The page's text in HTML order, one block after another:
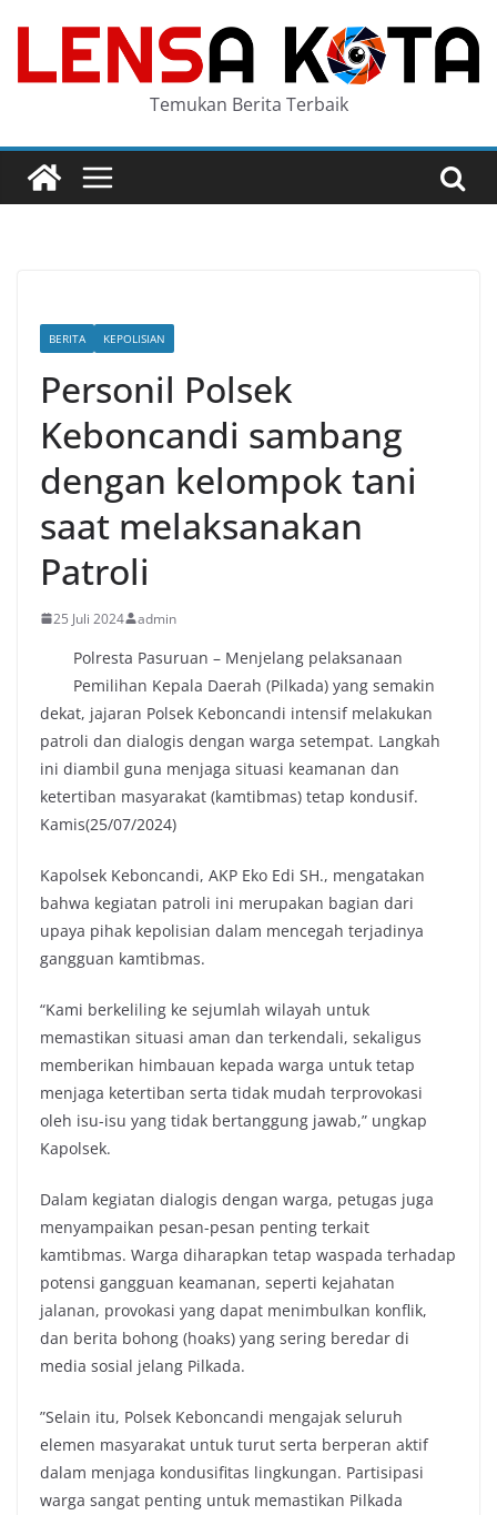
content
Temukan Berita Terbaik
BERITA KEPOLISIAN
Personil Polsek
Keboncandi sambang
dengan kelompok tani
saat melaksanakan
Patroli
25 Juli 2024 admin
Polresta Pasuruan – Menjelang pelaksanaan
Pemilihan Kepala Daerah (Pilkada) yang semakin
dekat, jajaran Polsek Keboncandi intensif melakukan
patroli dan dialogis dengan warga setempat. Langkah
ini diambil guna menjaga situasi keamanan dan
ketertiban masyarakat (kamtibmas) tetap kondusif.
Kamis(25/07/2024)
Kapolsek Keboncandi, AKP Eko Edi SH., mengatakan
bahwa kegiatan patroli ini merupakan bagian dari
upaya pihak kepolisian dalam mencegah terjadinya
gangguan kamtibmas.
“Kami berkeliling ke sejumlah wilayah untuk
memastikan situasi aman dan terkendali, sekaligus
memberikan himbauan kepada warga untuk tetap
menjaga ketertiban serta tidak mudah terprovokasi
oleh isu-isu yang tidak bertanggung jawab,” ungkap
Kapolsek.
Dalam kegiatan dialogis dengan warga, petugas juga
menyampaikan pesan-pesan penting terkait
kamtibmas. Warga diharapkan tetap waspada terhadap
potensi gangguan keamanan, seperti kejahatan
jalanan, provokasi yang dapat menimbulkan konflik,
dan berita bohong (hoaks) yang sering beredar di
media sosial jelang Pilkada.
”Selain itu, Polsek Keboncandi mengajak seluruh
elemen masyarakat untuk turut serta berperan aktif
dalam menjaga kondusifitas lingkungan. Partisipasi
warga sangat penting untuk memastikan Pilkada